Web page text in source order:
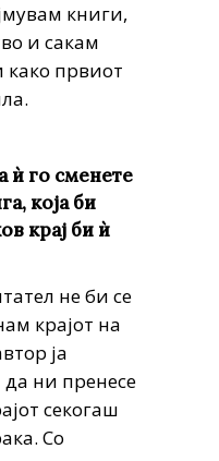
книги,
и сакам
како првиот
ѝ го сменете
која би
крај би ѝ
не би се
крајот на
ја
ни пренесе
секогаш
Со